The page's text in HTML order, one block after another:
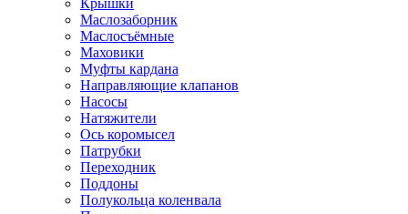
Крышки
Маслозаборник
Маслосъёмные
Маховики
Муфты кардана
Направляющие клапанов
Насосы
Натяжители
Ось коромысел
Патрубки
Переходник
Поддоны
Полукольца коленвала